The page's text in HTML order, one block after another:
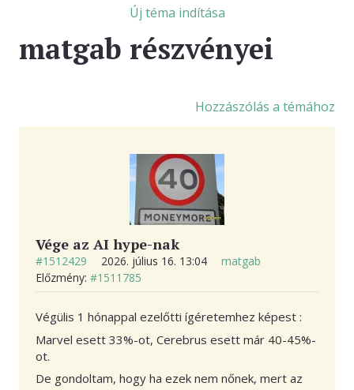
RSS OLVASÓ
Új téma indítása
matgab részvényei
Hozzászólás a témához
Vége az AI hype-nak
#1512429 2026. július 16. 13:04
matgab
Előzmény: #1511785
Végülis 1 hónappal ezelőtti ígéretemhez képest :
Marvel esett 33%-ot, Cerebrus esett már 40-45%-
ot.
De gondoltam, hogy ha ezek nem nőnek, mert az